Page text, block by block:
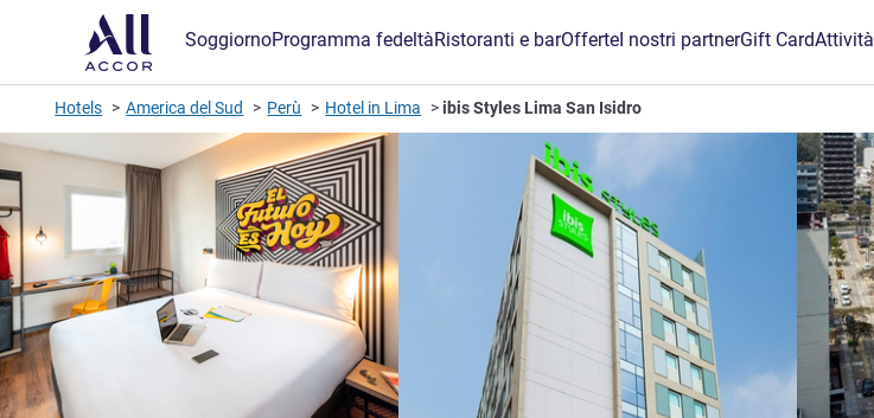
SoggiornoProgramma fedeltàRistoranti e barOfferteI nostri partnerGift CardAttività
Hotels America del Sud Perù Hotel in Lima ibis Styles Lima San Isidro